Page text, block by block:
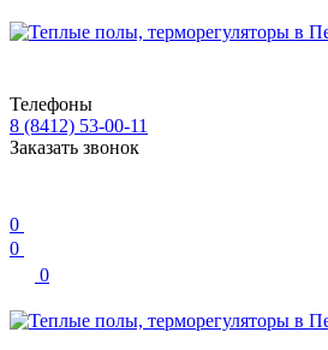
Телефоны
8 (8412) 53-00-11
Заказать звонок
0
0
0